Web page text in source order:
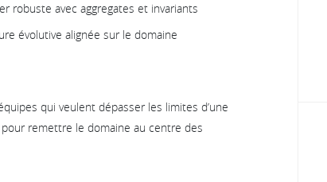
robuste avec aggregates et invariants
évolutive alignée sur le domaine
qui veulent dépasser les limites d’une
remettre le domaine au centre des